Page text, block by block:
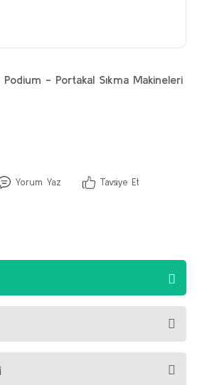
- Portakal Sıkma Makineleri
Yorum Yaz Tavsiye Et